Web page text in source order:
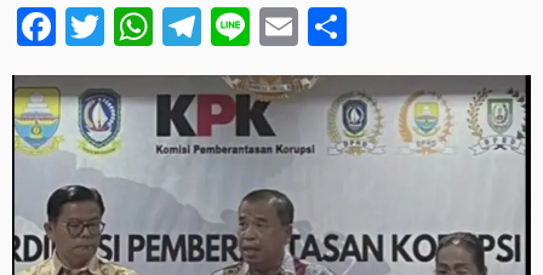
Facebook
Twitter
WhatsApp
Telegram
LineEmail